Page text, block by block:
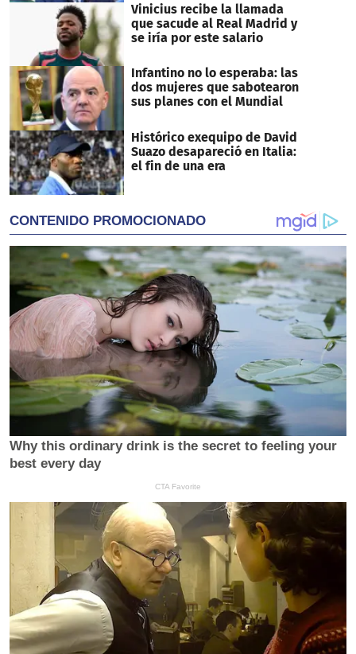
Vinicius recibe la llamada
que sacude al Real Madrid y
se iría por este salario
Infantino no lo esperaba: las
dos mujeres que sabotearon
sus planes con el Mundial
Histórico exequipo de David
Suazo desapareció en Italia:
el fin de una era